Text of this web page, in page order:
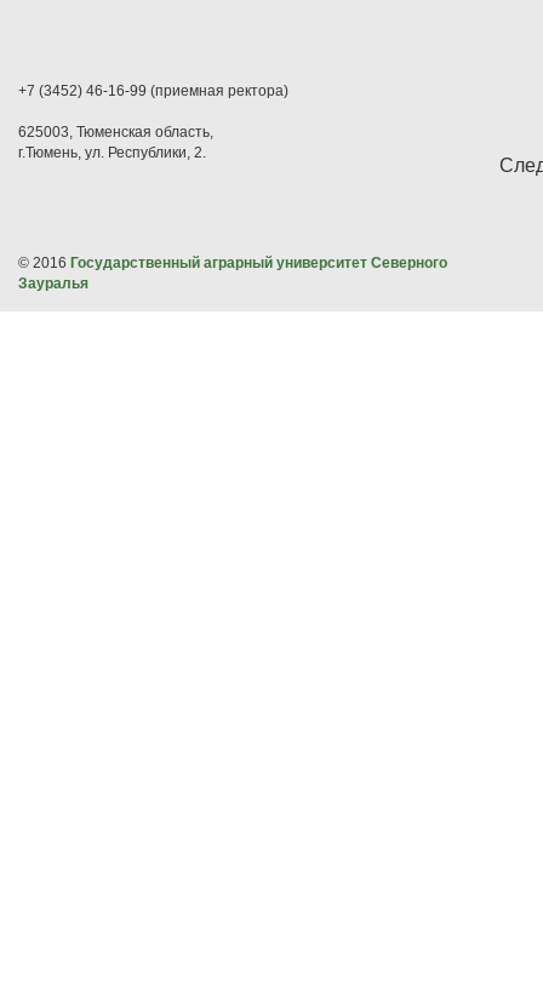
+7 (3452) 46-16-99 (приемная ректора)
625003, Тюменская область,
г.Тюмень, ул. Республики, 2.
© 2016 Государственный аграрный университет Северного
Зауралья